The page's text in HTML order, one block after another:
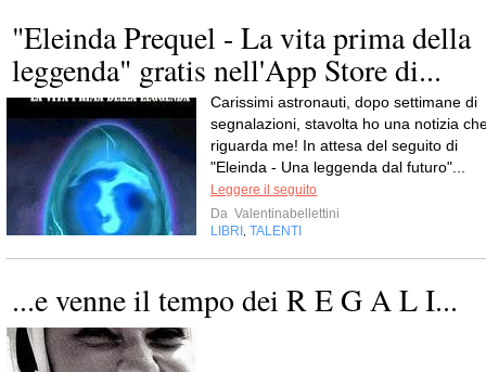
"Eleinda Prequel - La vita prima della
leggenda" gratis nell'App Store di...
Carissimi astronauti, dopo settimane di
segnalazioni, stavolta ho una notizia
riguarda me! In attesa del seguito di
"Eleinda - Una leggenda dal futuro"...
Leggere il seguito
Da Valentinabellettini
LIBRI , TALENTI
...e venne il tempo dei R E G A L I...